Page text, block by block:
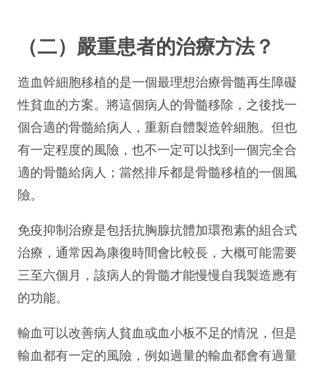
（二）嚴重患者的治療方法？
造血幹細胞移植的是一個最理想治療骨髓再生障礙
性貧血的方案。將這個病人的骨髓移除，之後找一
個合適的骨髓給病人，重新自體製造幹細胞。但也
有一定程度的風險，也不一定可以找到一個完全合
適的骨髓給病人；當然排斥都是骨髓移植的一個風
險。
免疫抑制治療是包括抗胸腺抗體加環孢素的組合式
治療，通常因為康復時間會比較長，大概可能需要
三至六個月，該病人的骨髓才能慢慢自我製造應有
的功能。
輸血可以改善病人貧血或血小板不足的情況，但是
輸血都有一定的風險，例如過量的輸血都會有過量